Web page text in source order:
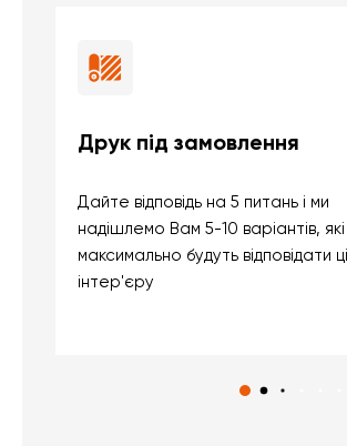
Друк під замовлення
Дайте відповідь на 5 питань і ми
надішлемо Вам 5-10 варіантів, які
максимально будуть відповідати
інтер'єру